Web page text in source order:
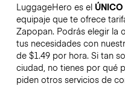
LuggageHero es el ÚNICO
equipaje que te ofrece
Zapopan. Podrás elegir la
tus necesidades con
de $1.49 por hora. Si tan
ciudad, no tienes por qué
piden otros servicios de